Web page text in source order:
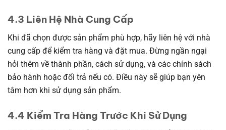
4.3 Liên Hệ Nhà Cung Cấp
Khi đã chọn được sản phẩm phù hợp, hãy liên hệ với nhà
cung cấp để kiểm tra hàng và đặt mua. Đừng ngần ngại
hỏi thêm về thành phần, cách sử dụng, và các chính sách
bảo hành hoặc đổi trả nếu có. Điều này sẽ giúp bạn yên
tâm hơn khi sử dụng sản phẩm.
4.4 Kiểm Tra Hàng Trước Khi Sử Dụng